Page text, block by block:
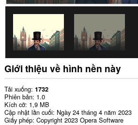
Giới thiệu về hình nền này
Tải xuống 1732
Phiên bản 1.0
Kích cỡ 1,9 MB
Cập nhật lần cuối Ngày 24 tháng 4 năm 2023
Giấy phép Copyright 2023 Opera Software